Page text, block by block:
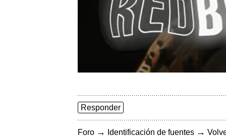
Responder
Foro → Identificación de fuentes →